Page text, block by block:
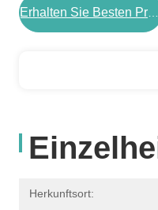
Erhalten Sie Besten Preis
Herkunftsort: